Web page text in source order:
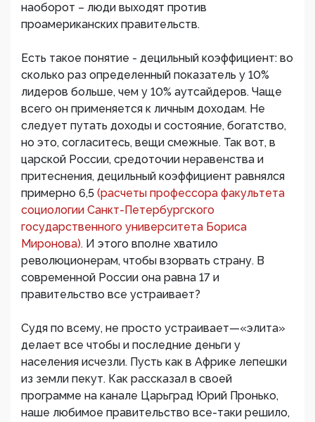
наоборот – люди выходят против
проамериканских правительств.
Есть такое понятие - децильный коэффициент: во
сколько раз определенный показатель у 10%
лидеров больше, чем у 10% аутсайдеров. Чаще
всего он применяется к личным доходам. Не
следует путать доходы и состояние, богатство,
но это, согласитесь, вещи смежные. Так вот, в
царской России, средоточии неравенства и
притеснения, децильный коэффициент равнялся
примерно 6,5 (расчеты профессора факультета
социологии Санкт-Петербургского
государственного университета Бориса
Миронова). И этого вполне хватило
революционерам, чтобы взорвать страну. В
современной России она равна 17 и
правительство все устраивает?
Судя по всему, не просто устраивает—«элита»
делает все чтобы и последние деньги у
населения исчезли. Пусть как в Африке лепешки
из земли пекут. Как рассказал в своей
программе на канале Царьград Юрий Пронько,
наше любимое правительство все-таки решило,